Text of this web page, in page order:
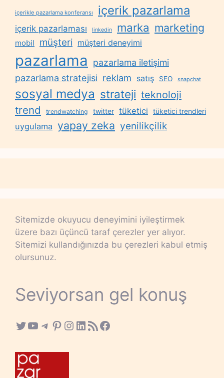
içerikle pazarlama konferansı içerik pazarlama
içerik pazarlaması linkedin marka marketing
mobil müşteri müşteri deneyimi
pazarlama
pazarlama iletişimi
pazarlama stratejisi reklam satış SEO snapchat
sosyal medya strateji teknoloji
trend trendwatching twitter tüketici tüketici trendleri
uygulama yapay zeka yenilikçilik
Sitemizde okuyucu deneyimini iyileştirmek
üzere bazı üçüncü taraf çerezler yer alıyor.
Sitemizi kullandığınızda bu çerezleri kabul etmiş
olursunuz.
Seviyorsan gel konuş
Twitter
YouTube
Telegram
Pinterest
Instagram
LinkedIn
RSS FeedFacebook